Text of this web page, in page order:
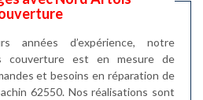
années d’expérience, notre
couverture est en mesure de
et besoins en réparation de
62550. Nos réalisations sont